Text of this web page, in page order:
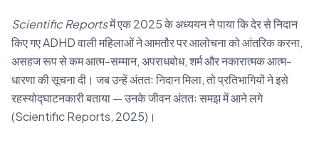
Scientific Reportsमें एक 2025 के अध्ययन ने पाया कि देर से निदान
किए गए ADHD वाली महिलाओं ने आमतौर पर आलोचना को आंतरिक करना,
असहज रूप से कम आत्म-सम्मान, अपराधबोध, शर्म और नकारात्मक आत्म-
धारणा की सूचना दी। जब उन्हें अंततः निदान मिला, तो प्रतिभागियों ने इसे
रहस्योद्घाटनकारी बताया — उनके जीवन अंततः समझ में आने लगे
(Scientific Reports, 2025)।